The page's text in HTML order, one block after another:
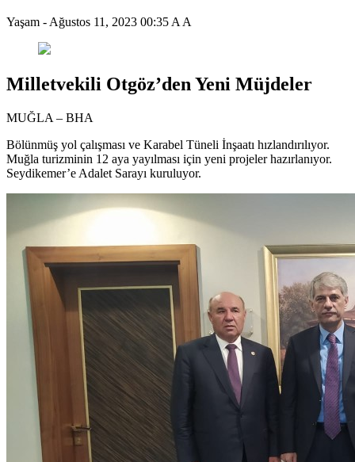
Yaşam - Ağustos 11, 2023 00:35 A A
Milletvekili Otgöz’den Yeni Müjdeler
MUĞLA – BHA
Bölünmüş yol çalışması ve Karabel Tüneli İnşaatı hızlandırılıyor.
Muğla turizminin 12 aya yayılması için yeni projeler hazırlanıyor.
Seydikemer’e Adalet Sarayı kuruluyor.